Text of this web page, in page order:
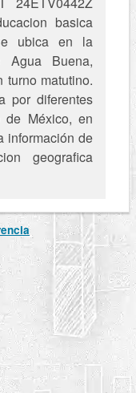
basica
ubica en la
Agua Buena,
turno matutino.
por diferentes
de México, en
información de
geografica